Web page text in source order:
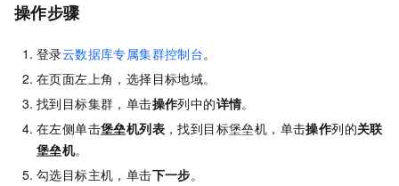
操作步骤
登录云数据库专属集群控制台。
在页面左上角，选择目标地域。
找到目标集群，单击操作列中的详情。
在左侧单击堡垒机列表 ，找到目标堡垒机，单击操作列的关联
堡垒机。
勾选目标主机，单击下一步。